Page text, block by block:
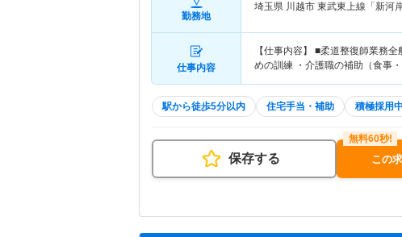
勤務地
埼玉県 川越市 東武東上線「新河
仕事内容
【仕事内容】 ■柔道整復師業務
めの訓練 ・介護職の補助（食事
駅から徒歩5分以内 住宅手当・補助 積極採用中
保存する この